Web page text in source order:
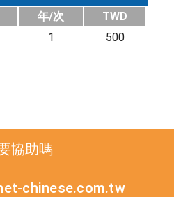
年/次
TWD
1 500
協助嗎
chinese.com.tw